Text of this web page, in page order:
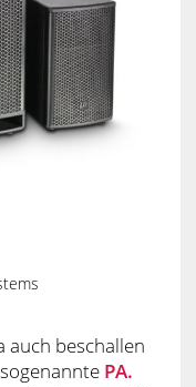
auch beschallen
PA.